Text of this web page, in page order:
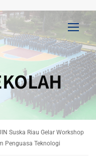
Suska Riau Gelar Workshop
Penguasa Teknologi